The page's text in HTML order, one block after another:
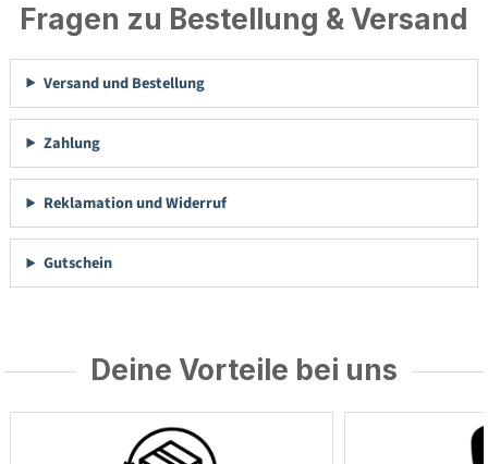
Fragen zu Bestellung & Versand
Versand und Bestellung
Zahlung
Reklamation und Widerruf
Gutschein
Deine Vorteile bei uns